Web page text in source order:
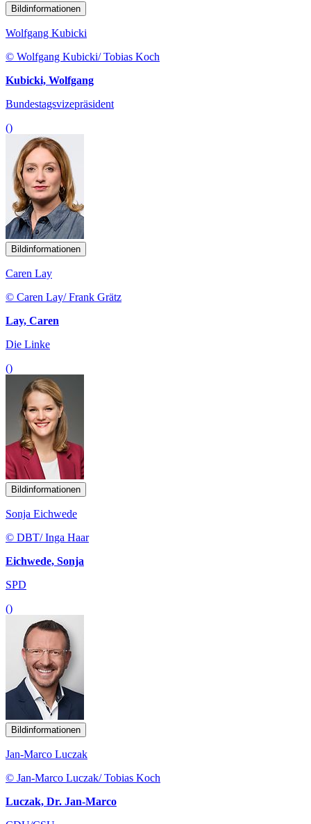
Bildinformationen
Wolfgang Kubicki
© Wolfgang Kubicki/ Tobias Koch
Kubicki, Wolfgang
Bundestagsvizepräsident
()
Bildinformationen
Caren Lay
© Caren Lay/ Frank Grätz
Lay, Caren
Die Linke
()
Bildinformationen
Sonja Eichwede
© DBT/ Inga Haar
Eichwede, Sonja
SPD
()
Bildinformationen
Jan-Marco Luczak
© Jan-Marco Luczak/ Tobias Koch
Luczak, Dr. Jan-Marco